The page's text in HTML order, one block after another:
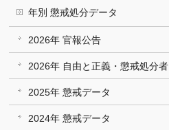
年別 懲戒処分データ
2026年 官報公告
2026年 自由と正義・懲戒処分者
2025年 懲戒データ
2024年 懲戒データ